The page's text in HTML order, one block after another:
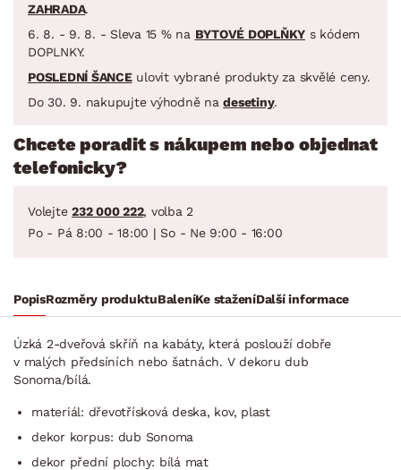
ZAHRADA.
6. 8. - 9. 8. - Sleva 15 % na BYTOVÉ DOPLŇKY s kódem
DOPLNKY.
POSLEDNÍ ŠANCEulovit vybrané produkty za skvělé ceny.
Do 30. 9. nakupujte výhodně nadesetiny.
Chcete poradit s nákupem nebo objednat
telefonicky?
Volejte 232 000 222, volba 2
Po - Pá 8:00 - 18:00 | So - Ne 9:00 - 16:00
PopisRozměry produktuBaleníKe staženíDalší informace
Úzká 2-dveřová skříň na kabáty, která poslouží dobře
v malých předsíních nebo šatnách. V dekoru dub
Sonoma/bílá.
materiál: dřevotřísková deska, kov, plast
dekor korpus: dub Sonoma
dekor přední plochy: bílá mat